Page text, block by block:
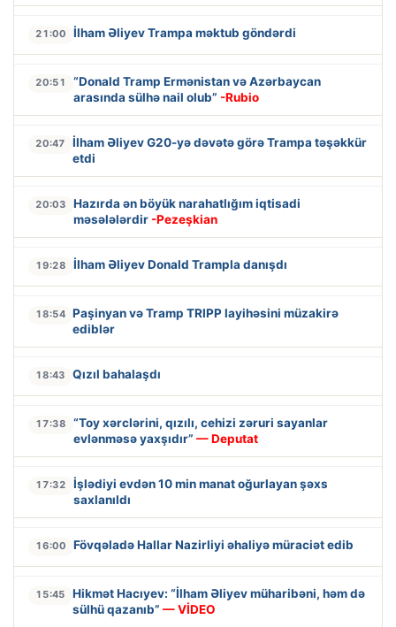
21:00 İlham Əliyev Trampa məktub göndərdi
20:51
“Donald Tramp Ermənistan və Azərbaycan
arasında sülhə nail olub” -Rubio
20:47
İlham Əliyev G20-yə dəvətə görə Trampa təşəkkür
etdi
20:03
Hazırda ən böyük narahatlığım iqtisadi
məsələlərdir -Pezeşkian
19:28 İlham Əliyev Donald Trampla danışdı
18:54 Paşinyan və Tramp TRIPP layihəsini müzakirə
ediblər
18:43 Qızıl bahalaşdı
17:38
“Toy xərclərini, qızılı, cehizi zəruri sayanlar
evlənməsə yaxşıdır” — Deputat
17:32
İşlədiyi evdən 10 min manat oğurlayan şəxs
saxlanıldı
16:00 Fövqəladə Hallar Nazirliyi əhaliyə müraciət edib
15:45
Hikmət Hacıyev: “İlham Əliyev müharibəni, həm də
sülhü qazanıb” — VİDEO